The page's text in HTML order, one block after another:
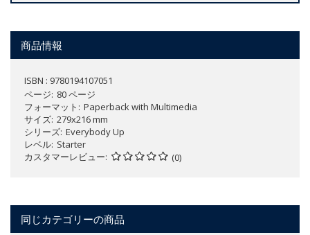
商品情報
ISBN : 9780194107051
ページ 80 ページ
フォーマット
Paperback with Multimedia
サイズ 279x216 mm
シリーズ Everybody Up
レベル Starter
カスタマーレビュー
(0)
同じカテゴリーの商品